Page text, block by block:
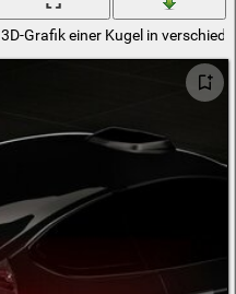
3D-Grafik einer Kugel in